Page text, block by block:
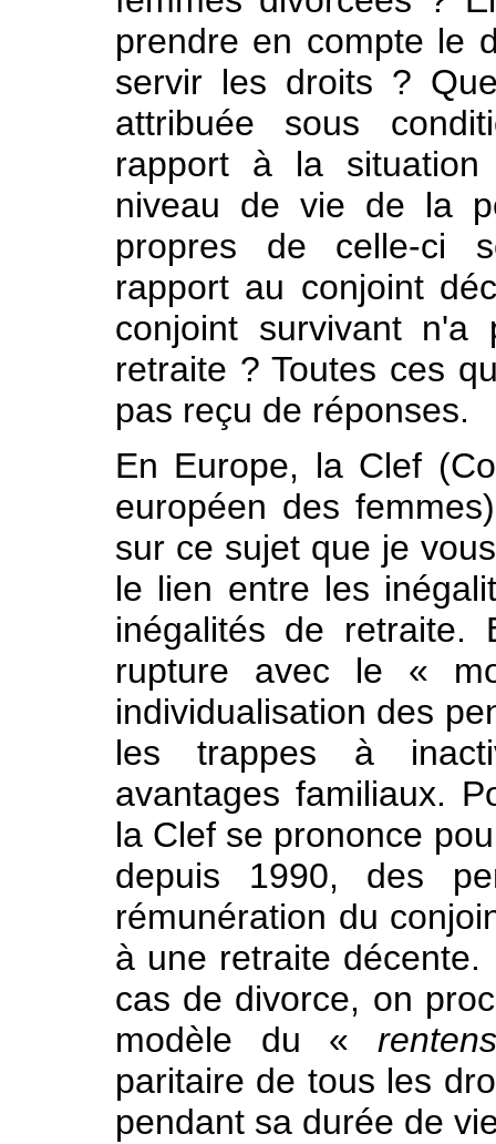
prendre en compte le
servir les droits ?
attribuée sous
rapport à la
niveau de vie de la
propres de celle-ci
rapport au conjoint
conjoint survivant
retraite ? Toutes ces
pas reçu de réponses.
En Europe, la Clef
européen des
sur ce sujet que je
le lien entre les
inégalités de retraite.
rupture avec le «
individualisation des
les trappes à
avantages familiaux.
la Clef se prononce
depuis 1990, des
rémunération du
à une retraite
cas de divorce, on
modèle du «
paritaire de tous les
pendant sa durée de